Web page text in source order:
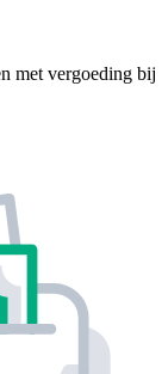
met vergoeding bij